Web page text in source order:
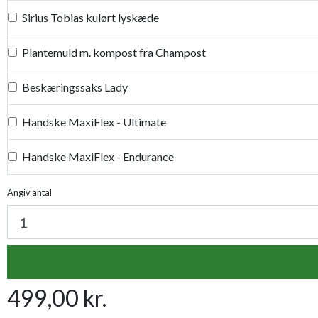
Sirius Tobias kulørt lyskæde
Plantemuld m. kompost fra Champost
Beskæringssaks Lady
Handske MaxiFlex - Ultimate
Handske MaxiFlex - Endurance
Handske MaxiFlex - Elite
Handske MaxiFlex - Cut
Plantetorvets grønne vandingspose 75 liter
Angiv antal
499,00 kr.